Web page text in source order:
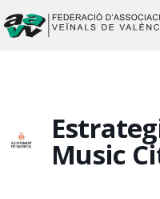
Music